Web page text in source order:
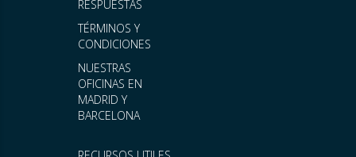
RESPUESTAS
TÉRMINOS Y
CONDICIONES
NUESTRAS
OFICINAS EN
MADRID Y
BARCELONA